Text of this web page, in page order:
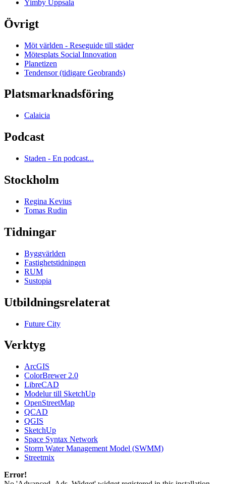
Yimby Uppsala
Övrigt
Möt världen - Reseguide till städer
Mötesplats Social Innovation
Planetizen
Tendensor (tidigare Geobrands)
Platsmarknadsföring
Calaicia
Podcast
Staden - En podcast...
Stockholm
Regina Kevius
Tomas Rudin
Tidningar
Byggvärlden
Fastighetstidningen
RUM
Sustopia
Utbildningsrelaterat
Future City
Verktyg
ArcGIS
ColorBrewer 2.0
LibreCAD
Modelur till SketchUp
OpenStreetMap
QCAD
QGIS
SketchUp
Space Syntax Network
Storm Water Management Model (SWMM)
Streetmix
Error!